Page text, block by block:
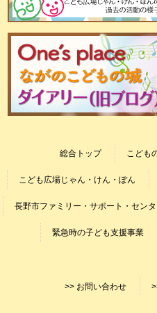
総合トップ こども
こども広場じゃん・けん・ぽん
長野市ファミリー・サポート・セン
緊急時の子ども支援事業
>> お問い合わせ